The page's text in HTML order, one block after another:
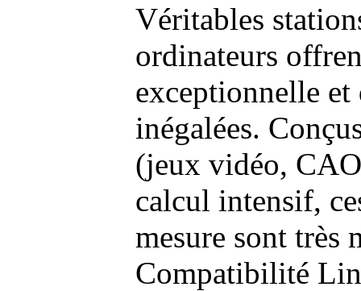
Véritables
ordinateurs
exceptionnelle et
inégalées.
(jeux vidéo,
calcul intensif,
mesure sont très
Compatibilité